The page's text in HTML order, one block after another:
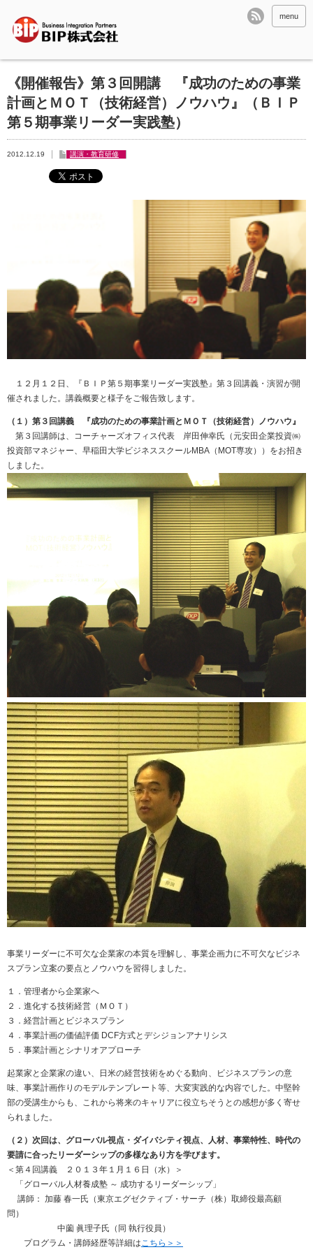
menu
《開催報告》第３回開講 『成功のための事業
計画とＭＯＴ（技術経営）ノウハウ』（ＢＩＰ
第５期事業リーダー実践塾）
2012.12.19 講演・教育研修
１２月１２日、『ＢＩＰ第５期事業リーダー実践塾』第３回講義・演習が開
催されました。講義概要と様子をご報告致します。
（１）第３回講義 『成功のための事業計画とＭＯＴ（技術経営）ノウハウ』
第３回講師は、コーチャーズオフィス代表 岸田伸幸氏（元安田企業投資㈱
投資部マネジャー、早稲田大学ビジネススクールMBA（MOT専攻））をお招き
しました。
事業リーダーに不可欠な企業家の本質を理解し、事業企画力に不可欠なビジネ
スプラン立案の要点とノウハウを習得しました。
１．管理者から企業家へ
２．進化する技術経営（ＭＯＴ）
３．経営計画とビジネスプラン
４．事業計画の価値評価 DCF方式とデシジョンアナリシス
５．事業計画とシナリオアプローチ
起業家と企業家の違い、日米の経営技術をめぐる動向、ビジネスプランの意
味、事業計画作りのモデルテンプレート等、大変実践的な内容でした。中堅幹
部の受講生からも、これから将来のキャリアに役立ちそうとの感想が多く寄せ
られました。
（２）次回は、グローバル視点・ダイバシティ視点、人材、事業特性、時代の
要請に合ったリーダーシップの多様なあり方を学びます。
＜第４回講義 ２０１３年１月１６日（水）＞
「グローバル人材養成塾 ～ 成功するリーダーシップ」
講師： 加藤 春一氏（東京エグゼクティブ・サーチ（株）取締役最高顧
問）
中薗 眞理子氏（同 執行役員）
プログラム・講師経歴等詳細はこちら＞＞